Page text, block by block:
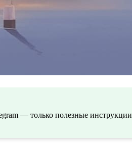
— только полезные